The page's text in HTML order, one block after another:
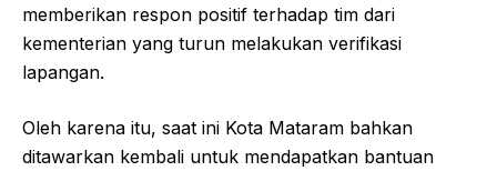
memberikan respon positif terhadap tim dari
kementerian yang turun melakukan verifikasi
lapangan.
Oleh karena itu, saat ini Kota Mataram bahkan
ditawarkan kembali untuk mendapatkan bantuan